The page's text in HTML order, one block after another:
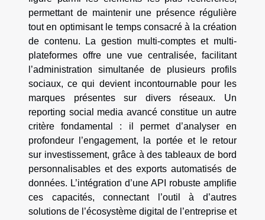
permettant de maintenir une présence régulière
tout en optimisant le temps consacré à la création
de contenu. La gestion multi-comptes et multi-
plateformes offre une vue centralisée, facilitant
l’administration simultanée de plusieurs profils
sociaux, ce qui devient incontournable pour les
marques présentes sur divers réseaux. Un
reporting social media avancé constitue un autre
critère fondamental : il permet d’analyser en
profondeur l’engagement, la portée et le retour
sur investissement, grâce à des tableaux de bord
personnalisables et des exports automatisés de
données. L’intégration d’une API robuste amplifie
ces capacités, connectant l’outil à d’autres
solutions de l’écosystème digital de l’entreprise et